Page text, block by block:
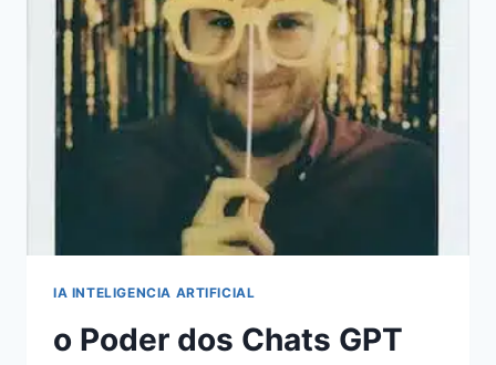
IA INTELIGENCIA ARTIFICIAL
o Poder dos Chats GPT